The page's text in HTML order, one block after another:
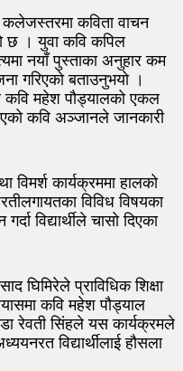
कलेजस्तरमा कविता वाचन
छ । युवा कवि कपिल
नयाँ पुस्ताका अनुहार कम
गरिएको बताउनुभयो ।
कवि महेश पौड्यालको एकल
कवि अञ्जानले जानकारी
कार्यक्रममा हालको
विविध विषयका
विद्यार्थीले चासो दिएका
घिमिरेले प्राविधिक शिक्षा
कवि महेश पौड्याल
रेवती सिंहले यस कार्यक्रमले
विद्यार्थीलाई हौसला